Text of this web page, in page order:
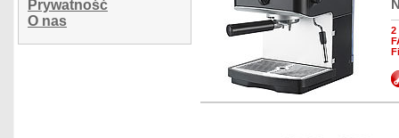
Prywatność
O nas
2